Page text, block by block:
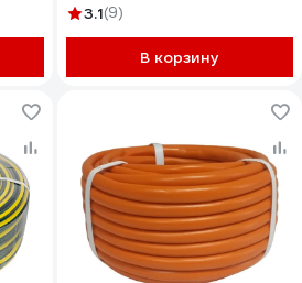
3.1(9)
В корзину